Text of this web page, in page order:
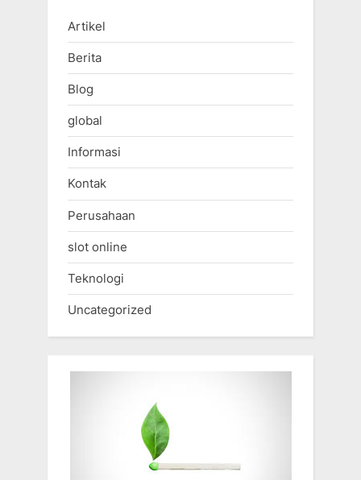
Artikel
Berita
Blog
global
Informasi
Kontak
Perusahaan
slot online
Teknologi
Uncategorized